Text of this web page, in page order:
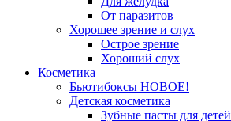
От паразитов
Хорошее зрение и слух
Острое зрение
Хороший слух
Косметика
Бьютибоксы НОВОЕ!
Детская косметика
Зубные пасты для детей